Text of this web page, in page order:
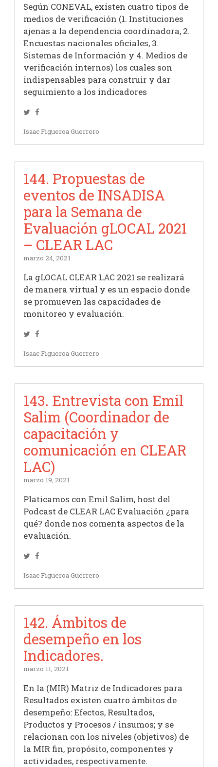
Según CONEVAL, existen cuatro tipos de
medios de verificación (1. Instituciones
ajenas a la dependencia coordinadora, 2.
Encuestas nacionales oficiales, 3.
Sistemas de Información y 4. Medios de
verificación internos) los cuales son
indispensables para construir y dar
seguimiento a los indicadores
Twitter
Isaac Figueroa Guerrero
144. Propuestas de
eventos de INSADISA
para la Semana de
Evaluación gLOCAL 2021
– CLEAR LAC
marzo 24, 2021
La gLOCAL CLEAR LAC 2021 se realizará
de manera virtual y es un espacio donde
se promueven las capacidades de
monitoreo y evaluación.
Twitter
Isaac Figueroa Guerrero
143. Entrevista con Emil
Salim (Coordinador de
capacitación y
comunicación en CLEAR
LAC)
marzo 19, 2021
Platicamos con Emil Salim, host del
Podcast de CLEAR LAC Evaluación ¿para
qué? donde nos comenta aspectos de la
evaluación.
Twitter
Isaac Figueroa Guerrero
142. Ámbitos de
desempeño en los
Indicadores.
marzo 11, 2021
En la (MIR) Matriz de Indicadores para
Resultados existen cuatro ámbitos de
desempeño: Efectos, Resultados,
Productos y Procesos / insumos; y se
relacionan con los niveles (objetivos) de
la MIR fin, propósito, componentes y
actividades, respectivamente.